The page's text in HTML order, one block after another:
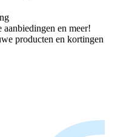
en meer!
producten en kortingen